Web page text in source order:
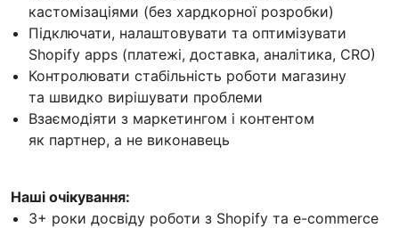
кастомізаціями (без хардкорної розробки)
Підключати, налаштовувати та оптимізувати
Shopify apps (платежі, доставка, аналітика, CRO)
Контролювати стабільність роботи магазину
та швидко вирішувати проблеми
Взаємодіяти з маркетингом і контентом
як партнер, а не виконавець
Наші очікування:
3+ роки досвіду роботи з Shopify та e-commerce